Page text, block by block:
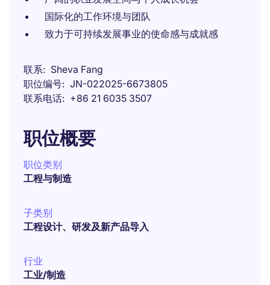
国际化的工作环境与团队
致力于可持续发展事业的使命感与成就感
联系
Sheva Fang
职位编号
JN-022025-6673805
联系电话
+86 21 6035 3507
职位概要
职位类别
工程与制造
子类别
工程设计、研发及新产品导入
行业
工业/制造